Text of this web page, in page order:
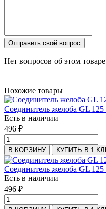
Отправить свой вопрос
Нет вопросов об этом
Похожие товары
Соединитель желоба GL
Есть в наличии
496 ₽
В КОРЗИНУ КУПИТЬ В 1
Соединитель желоба GL
Есть в наличии
496 ₽